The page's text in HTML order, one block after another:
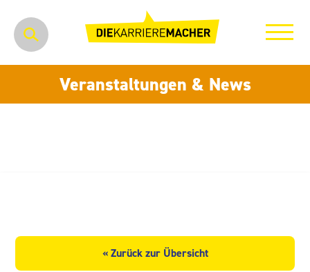
Veranstaltungen & News
« Zurück zur Übersicht